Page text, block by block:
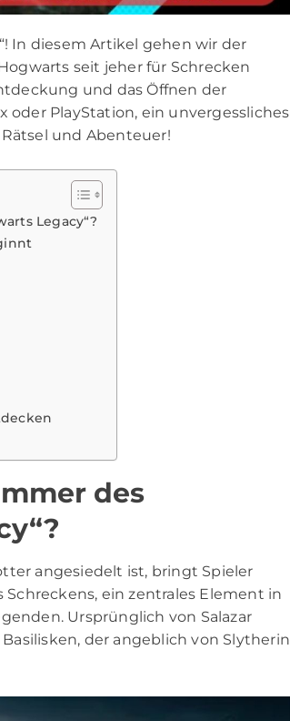
In diesem Artikel gehen wir der
seit jeher für Schrecken
und das Öffnen der
oder PlayStation, ein unvergessliches
und Abenteuer!
Legacy“?
des
angesiedelt ist, bringt Spieler
ein zentrales Element in
Ursprünglich von Salazar
der angeblich von Slytherin